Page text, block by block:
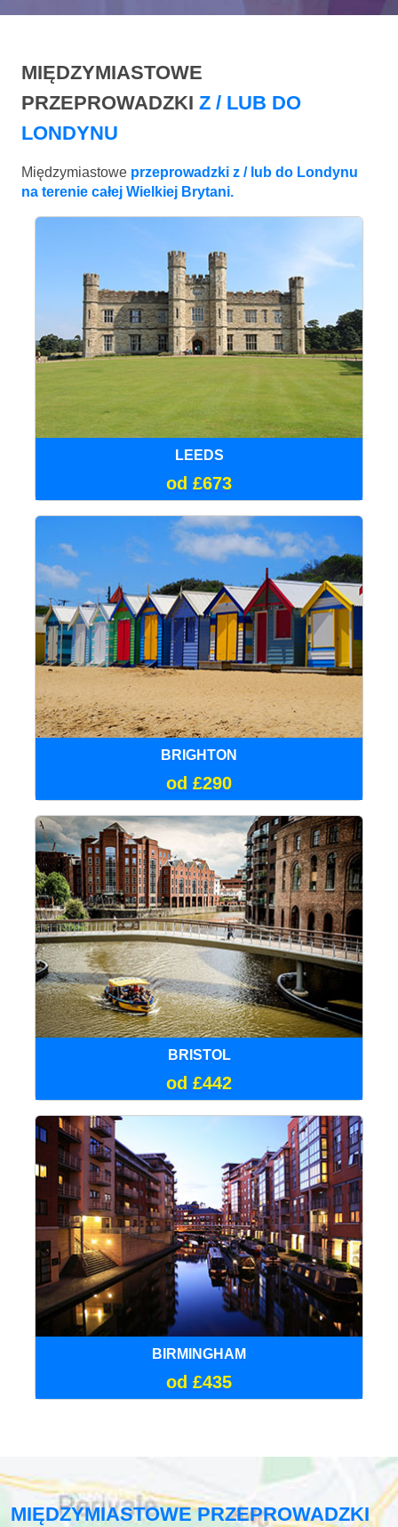
MIĘDZYMIASTOWE
PRZEPROWADZKI Z / LUB DO
LONDYNU
Międzymiastowe przeprowadzki z / lub do Londynu
na terenie całej Wielkiej Brytani.
LEEDS
od £673
BRIGHTON
od £290
BRISTOL
od £442
BIRMINGHAM
od £435
MIĘDZYMIASTOWE PRZEPROWADZKI